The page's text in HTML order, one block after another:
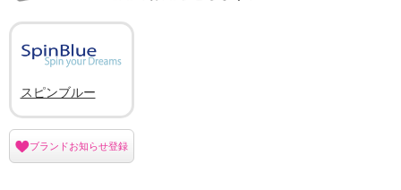
スピンブルー
ブランドお知らせ登録